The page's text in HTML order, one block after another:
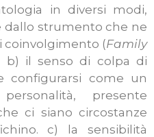
in diversi modi,
dallo strumento che ne
coinvolgimento (Family
b) il senso di colpa di
configurarsi come un
presente
ci siano circostanze
c) la sensibilità